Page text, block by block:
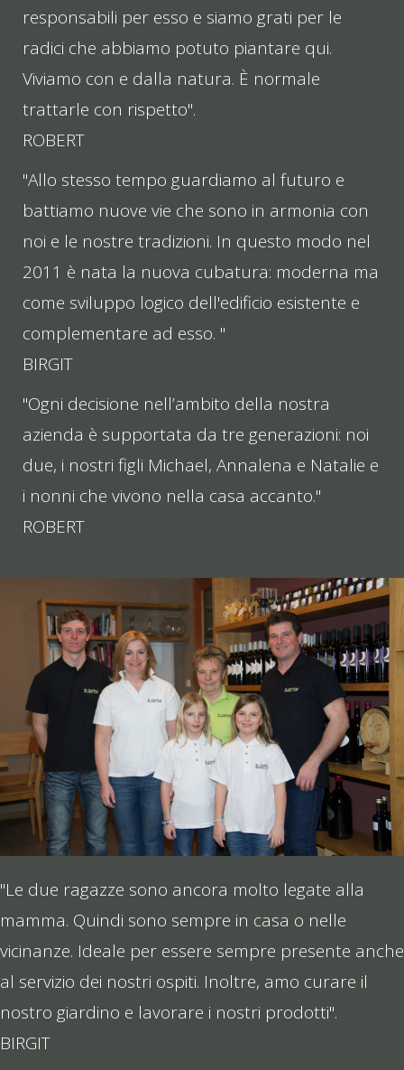
responsabili per esso e siamo grati per le
radici che abbiamo potuto piantare qui.
Viviamo con e dalla natura. È normale
trattarle con rispetto".
ROBERT
"Allo stesso tempo guardiamo al futuro e
battiamo nuove vie che sono in armonia con
noi e le nostre tradizioni. In questo modo nel
2011 è nata la nuova cubatura: moderna ma
come sviluppo logico dell'edificio esistente e
complementare ad esso. "
BIRGIT
"Ogni decisione nell’ambito della nostra
azienda è supportata da tre generazioni: noi
due, i nostri figli Michael, Annalena e Natalie e
i nonni che vivono nella casa accanto."
ROBERT
"Le due ragazze sono ancora molto legate alla
mamma. Quindi sono sempre in casa o nelle
vicinanze. Ideale per essere sempre presente anche
al servizio dei nostri ospiti. Inoltre, amo curare il
nostro giardino e lavorare i nostri prodotti".
BIRGIT